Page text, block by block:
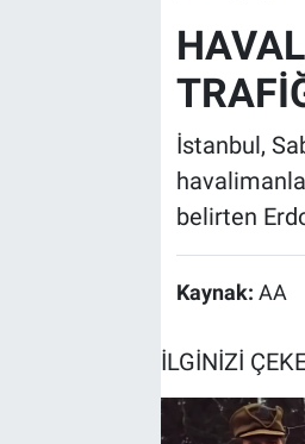
İstanbul,
belirten
Kaynak: AA